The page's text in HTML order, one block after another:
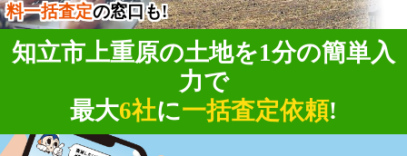
料一括査定の窓口も!
知立市上重原の土地を1分の簡単入
力で
最大6社に一括査定依頼!